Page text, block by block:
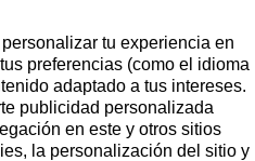
tu experiencia en
preferencias (como el idioma
adaptado a tus intereses.
publicidad personalizada
en este y otros sitios
la personalización del sitio y